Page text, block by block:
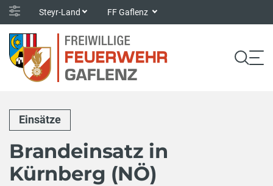
Steyr-Land FF Gaflenz
Einsätze
Brandeinsatz in
Kürnberg (NÖ)